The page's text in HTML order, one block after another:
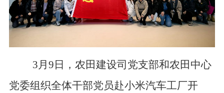
3月9日 ，农田建设司 党支部和农田中心
党委组织全体干部党员赴小米汽车工厂开